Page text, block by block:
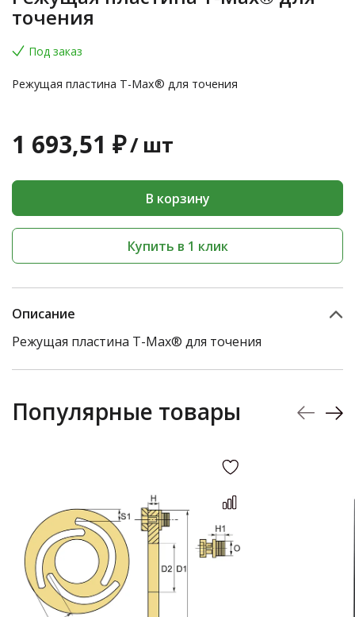
точения
Под заказ
Режущая пластина T-Max® для точения
1 693,51 ₽/ шт
В корзину
Купить в 1 клик
Описание
Режущая пластина T-Max® для точения
Популярные товары